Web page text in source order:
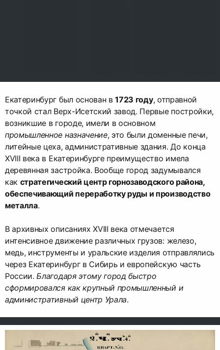
Екатеринбург был основан в1723 году, отправной
точкой стал Верх-Исетский завод. Первые постройки,
возникшие в городе, имели в основном
промышленное назначение, это были доменные печи,
литейные цеха, административные здания. До конца
XVIII века в Екатеринбурге преимущество имела
деревянная застройка. Вообще город задумывался
как стратегический центр горнозаводского района,
обеспечивающий переработку руды и производство
металла.
В архивных описаниях XVIII века отмечается
интенсивное движение различных грузов: железо,
медь, инструменты и уральские изделия отправлялись
через Екатеринбург в Сибирь и европейскую часть
России.Благодаря этому город быстро
сформировался как крупный промышленный и
административный центр Урала.